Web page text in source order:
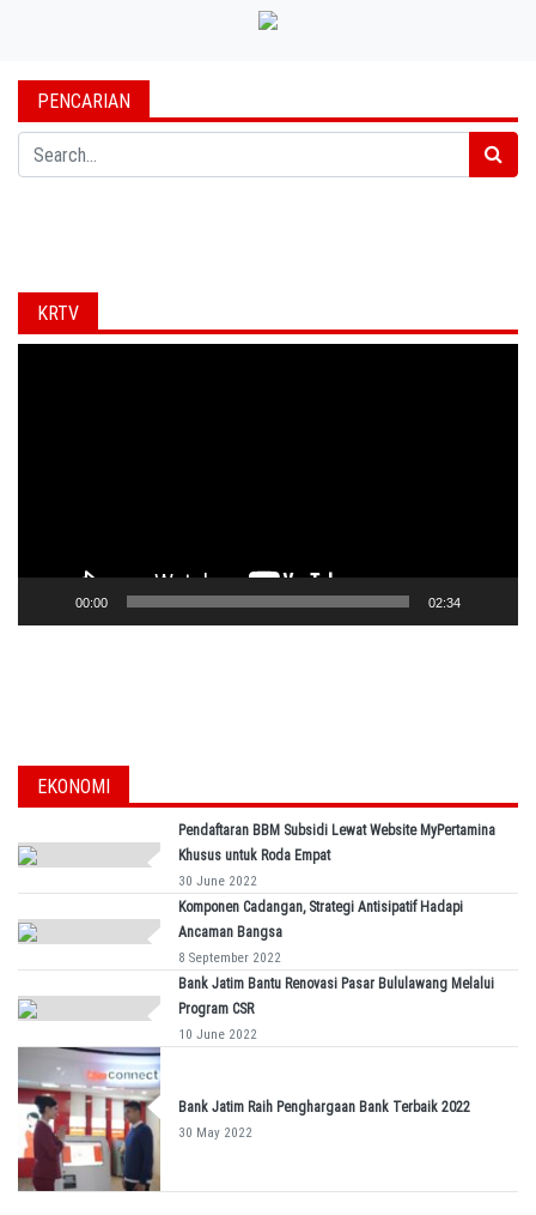
PENCARIAN
KRTV
00:00 02:34
EKONOMI
Pendaftaran BBM Subsidi Lewat Website MyPertamina
Khusus untuk Roda Empat
30 June 2022
Komponen Cadangan, Strategi Antisipatif Hadapi
Ancaman Bangsa
8 September 2022
Bank Jatim Bantu Renovasi Pasar Bululawang Melalui
Program CSR
10 June 2022
Bank Jatim Raih Penghargaan Bank Terbaik 2022
30 May 2022